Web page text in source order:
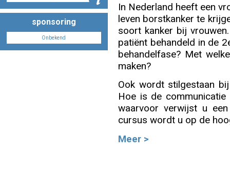
sponsoring
Onbekend
In Nederland heeft een
leven borstkanker te
soort kanker bij
patiënt behandeld in de
behandelfase? Met
maken?
Ook wordt stilgestaan
Hoe is de
waarvoor verwijst u
cursus wordt u op de
Meer >